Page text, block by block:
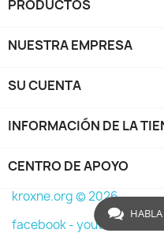
PRODUCTOS
NUESTRA EMPRESA
SU CUENTA
INFORMACIÓN DE LA
CENTRO DE APOYO
kroxne.org © 2026
facebook -youtube -